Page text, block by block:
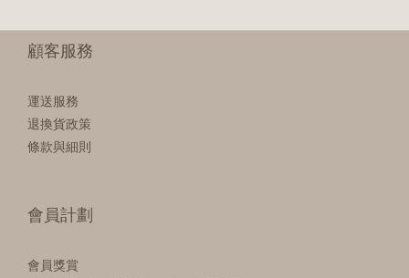
顧客服務
運送服務
退換貨政策
條款與細則
會員計劃
會員獎賞